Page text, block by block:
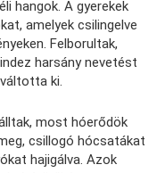
hangok. A gyerekek
amelyek csilingelve
Felborultak,
harsány nevetést
ki.
most hóerődök
csillogó hócsatákat
hajigálva. Azok